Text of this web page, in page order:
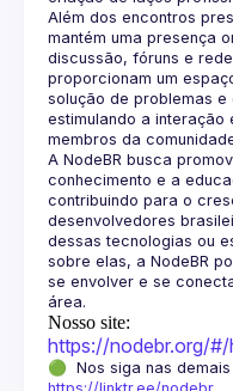
Além dos encontros
mantém uma presença
discussão, fóruns e
proporcionam um
solução de problemas
estimulando a
A NodeBR busca
conhecimento e a
contribuindo para o
desenvolvedores
dessas tecnologias ou
sobre elas, a NodeBR
se envolver e se
Nosso site:
https://nodebr.org/#/